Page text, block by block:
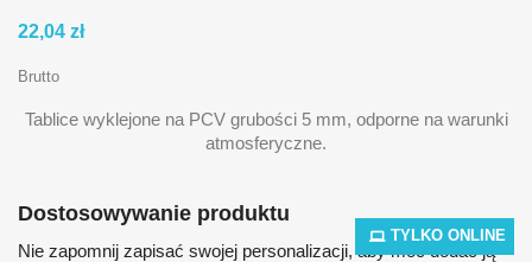
TYLKO ONLINE
22,04 zł
Brutto
Tablice wyklejone na PCV grubości 5 mm, odporne na warunki
atmosferyczne.
Dostosowywanie produktu
Nie zapomnij zapisać swojej personalizacji, aby móc dodać ją